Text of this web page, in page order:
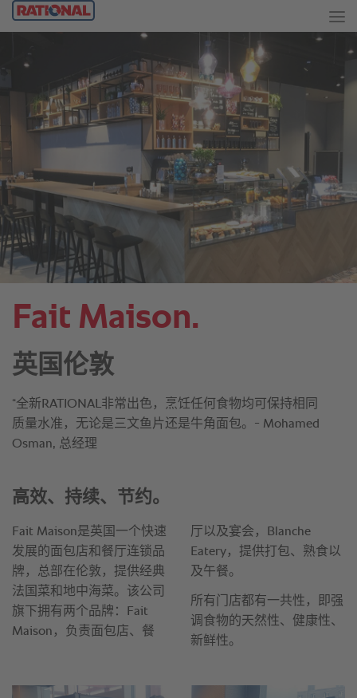
Fait Maison.
英国伦敦
“全新RATIONAL非常出色，烹饪任何食物均可保持相同
质量水准，无论是三文鱼片还是牛角面包。- Mohamed
Osman, 总经理